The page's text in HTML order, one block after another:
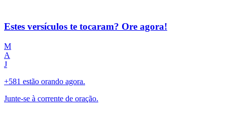
Estes versículos te tocaram? Ore agora!
M
A
J
+581 estão orando agora.
Junte-se à corrente de oração.